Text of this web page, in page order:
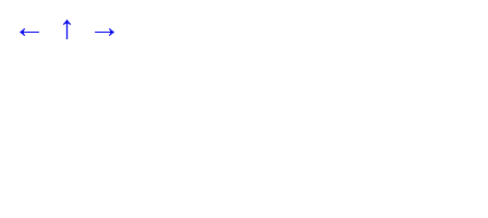
← ↑ →